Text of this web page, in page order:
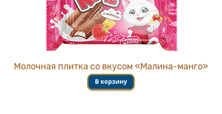
Молочная плитка со вкусом «Малина-манго»